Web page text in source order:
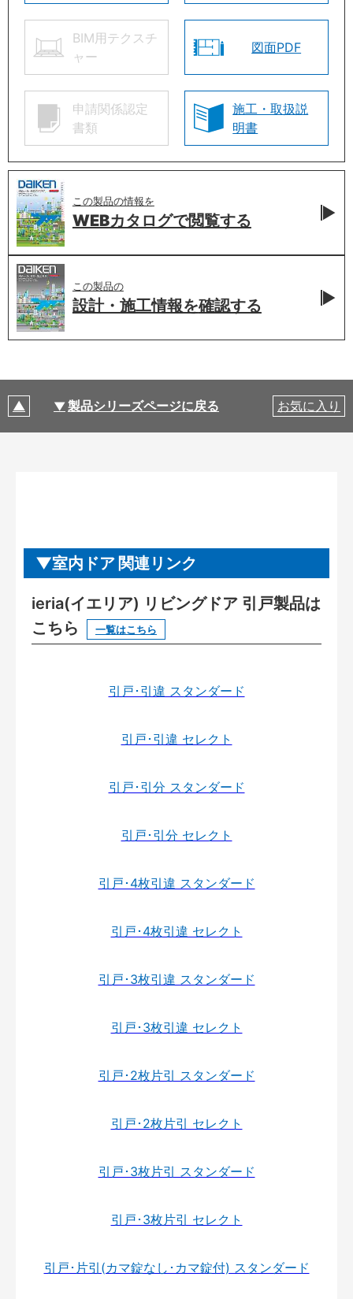
BIM用テクスチ
ャー
図面PDF
申請関係認定
書類
施工・取扱説
明書
この製品の情報を
WEBカタログで閲覧する
この製品の
設計・施工情報を確認する
製品シリーズページに戻る お気に入り
室内ドア 関連リンク
ieria(イエリア) リビングドア 引戸製品は
こちら
一覧はこちら
引戸･引違 スタンダード
引戸･引違 セレクト
引戸･引分 スタンダード
引戸･引分 セレクト
引戸･4枚引違 スタンダード
引戸･4枚引違 セレクト
引戸･3枚引違 スタンダード
引戸･3枚引違 セレクト
引戸･2枚片引 スタンダード
引戸･2枚片引 セレクト
引戸･3枚片引 スタンダード
引戸･3枚片引 セレクト
引戸･片引(カマ錠なし･カマ錠付) スタンダード